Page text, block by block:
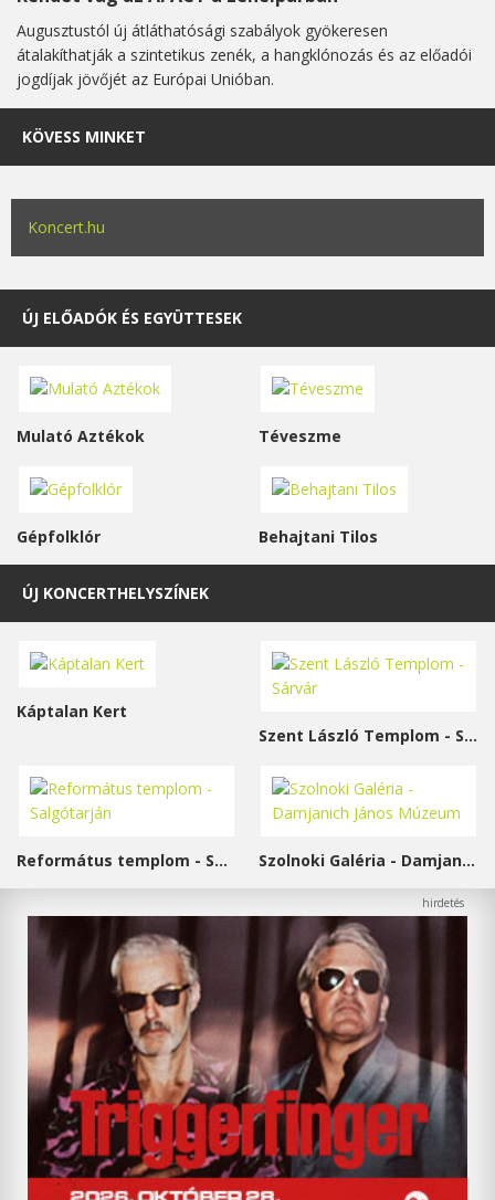
Augusztustól új átláthatósági szabályok gyökeresen
átalakíthatják a szintetikus zenék, a hangklónozás és az előadói
jogdíjak jövőjét az Európai Unióban.
KÖVESS MINKET
Koncert.hu
ÚJ ELŐADÓK ÉS EGYÜTTESEK
Mulató Aztékok Téveszme
Gépfolklór Behajtani Tilos
ÚJ KONCERTHELYSZÍNEK
Káptalan Kert
Szent László Templom - Sárvár
Református templom - Salgótarján Szolnoki Galéria - Damjanich János Múzeum